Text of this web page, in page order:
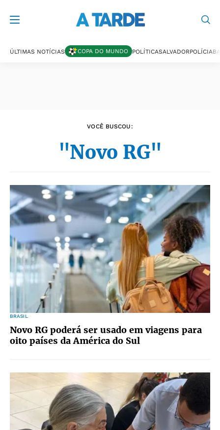
ÚLTIMAS NOTÍCIAS COPA DO MUNDO POLÍTICASALVADORPOLÍCIA
VOCÊ BUSCOU:
"Novo RG"
BRASIL
Novo RG poderá ser usado em viagens para
oito países da América do Sul